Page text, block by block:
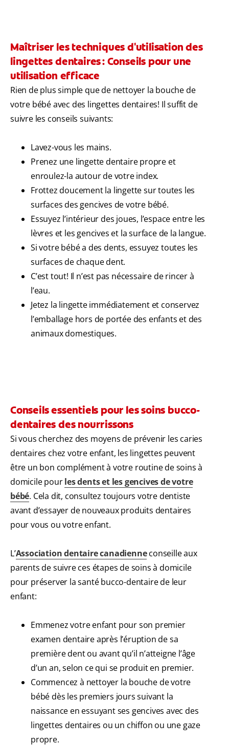
Maîtriser les techniques d'utilisation des
lingettes dentaires : Conseils pour une
utilisation efficace
Rien de plus simple que de nettoyer la bouche de
votre bébé avec des lingettes dentaires! Il suffit de
suivre les conseils suivants:
Lavez-vous les mains.
Prenez une lingette dentaire propre et
enroulez-la autour de votre index.
Frottez doucement la lingette sur toutes les
surfaces des gencives de votre bébé.
Essuyez l’intérieur des joues, l’espace entre les
lèvres et les gencives et la surface de la langue.
Si votre bébé a des dents, essuyez toutes les
surfaces de chaque dent.
C’est tout! Il n’est pas nécessaire de rincer à
l’eau.
Jetez la lingette immédiatement et conservez
l’emballage hors de portée des enfants et des
animaux domestiques.
Conseils essentiels pour les soins bucco-
dentaires des nourrissons
Si vous cherchez des moyens de prévenir les caries
dentaires chez votre enfant, les lingettes peuvent
être un bon complément à votre routine de soins à
domicile pourles dents et les gencives de votre
bébé. Cela dit, consultez toujours votre dentiste
avant d’essayer de nouveaux produits dentaires
pour vous ou votre enfant.
L’Association dentaire canadienneconseille aux
parents de suivre ces étapes de soins à domicile
pour préserver la santé bucco-dentaire de leur
enfant:
Emmenez votre enfant pour son premier
examen dentaire après l’éruption de sa
première dent ou avant qu’il n’atteigne l’âge
d’un an, selon ce qui se produit en premier.
Commencez à nettoyer la bouche de votre
bébé dès les premiers jours suivant la
naissance en essuyant ses gencives avec des
lingettes dentaires ou un chiffon ou une gaze
propre.